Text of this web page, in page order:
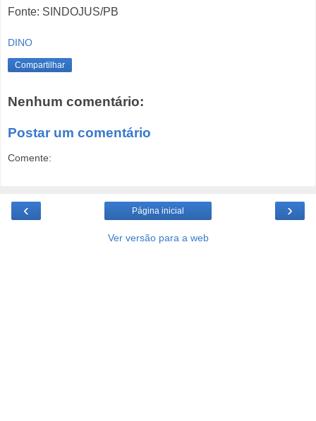
Fonte: SINDOJUS/PB
DINO
Compartilhar
Nenhum comentário:
Postar um comentário
Comente:
‹ ›
Página inicial
Ver versão para a web